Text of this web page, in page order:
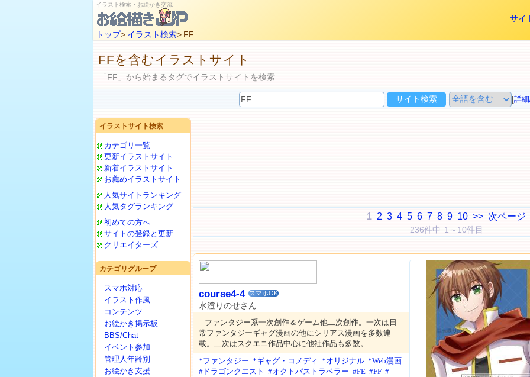
イラスト検索・お絵かき交流
サイ
トップ> イラスト検索> FF
FFを含むイラストサイト
「FF」から始まるタグでイラストサイトを検索
[詳
イラストサイト検索
カテゴリ一覧
更新イラストサイト
新着イラストサイト
お薦めイラストサイト
人気サイトランキング
人気タグランキング
初めての方へ
サイトの登録と更新
クリエイターズ
カテゴリグループ
スマホ対応
イラスト作風
コンテンツ
お絵かき掲示板
BBS/Chat
イベント参加
管理人年齢別
お絵かき支援
1 2 3 4 5 6 7 8 9 10 >> 次ページ
236件中 1～10件目
course4-4 スマホOK
水澄りのせさん
ファンタジー系一次創作＆ゲーム他二次創作。一次は日
常ファンタジーギャグ漫画の他にシリアス漫画を多数連
載。二次はスクエニ作品中心に他社作品も多数。
*ファンタジー *ギャグ・コメディ *オリジナル *Web漫画
#ドラゴンクエスト #オクトパストラベラー #FE #FF #